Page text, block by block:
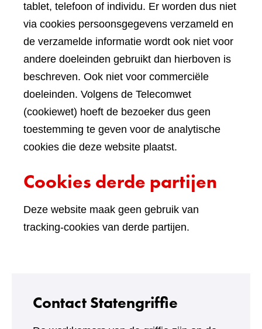
tablet, telefoon of individu. Er worden dus niet
via cookies persoonsgegevens verzameld en
de verzamelde informatie wordt ook niet voor
andere doeleinden gebruikt dan hierboven is
beschreven. Ook niet voor commerciële
doeleinden. Volgens de Telecomwet
(cookiewet) hoeft de bezoeker dus geen
toestemming te geven voor de analytische
cookies die deze website plaatst.
Cookies derde partijen
Deze website maak geen gebruik van
tracking-cookies van derde partijen.
Contact Statengriffie